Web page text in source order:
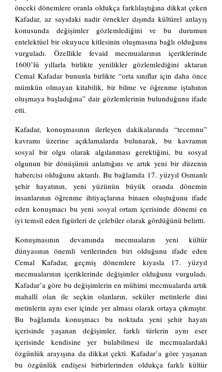
önceki dönemlere oranla oldukça farklılaştığına dikkat çeken
Kafadar, az sayıdaki nadir örnekler dışında kültürel anlayış
konusunda değişimler gözlemlediğini ve bu durumun
entelektüel bir okuyucu kitlesinin oluşmasına bağlı olduğunu
vurguladı. Özellikle fevaid mecmualarının içeriklerinde
1600’lü yıllarla birlikte yenilikler gözlemlediğini aktaran
Cemal Kafadar bununla birlikte “orta sınıflar için daha önce
mümkün olmayan kitabilik, bir bilme ve öğrenme iştahının
oluşmaya başladığına” dair gözlemlerinin bulunduğunu ifade
etti.
Kafadar, konuşmasının ilerleyen dakikalarında “tecemnu”
kavramı üzerine açıklamalarda bulunarak, bu kavramın
sosyal bir olgu olarak algılanması gerektiğini, bu sosyal
olgunun bir dönüşümü anlattığını ve artık yeni bir düzenin
habercisi olduğunu aktardı. Bu bağlamda 17. yüzyıl Osmanlı
şehir hayatının, yeni yüzünün büyük oranda dönemin
insanlarının öğrenme ihtiyaçlarına binaen oluştuğunu ifade
eden konuşmacı bu yeni sosyal ortam içerisinde dönemi en
iyi temsil eden figürleri de çelebiler olarak gördüğünü belirtti.
Konuşmasının devamında mecmuaların yeni kültür
dünyasının önemli verilerinden biri olduğunu ifade eden
Cemal Kafadar, geçmiş dönemlere kıyasla 17. yüzyıl
mecmualarının içeriklerinde değişimler olduğunu vurguladı.
Kafadar’a göre bu değişimlerin en mühimi mecmualarda artık
mahallî olan ile seçkin olanların, seküler metinlerle dini
metinlerin aynı eser içinde yer alması olarak ortaya çıkmıştır.
Bu bağlamda konuşmacı bu noktada yeni şehir hayatı
içerisinde yaşanan değişimler, farklı türlerin aynı eser
içerisinde kendisine yer bulabilmesi ile mecmualardaki
özgünlük arayışına da dikkat çekti. Kafadar’a göre yaşanan
bu özgünlük endişesi birbirlerinden oldukça farklı kültür